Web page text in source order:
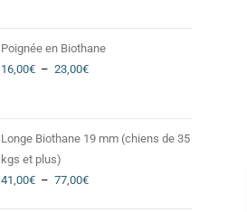
Poignée en Biothane
16,00€ – 23,00€
Longe Biothane 19 mm (chiens de 35
kgs et plus)
41,00€ – 77,00€